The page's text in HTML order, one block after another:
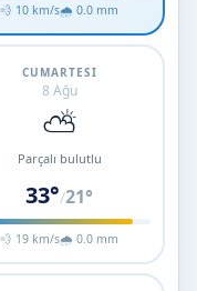
💨 10 km/s🌧 0.0 mm
CUMARTESI
8 Ağu
⛅
Parçalı bulutlu
33°/21°
💨 19 km/s🌧 0.0 mm